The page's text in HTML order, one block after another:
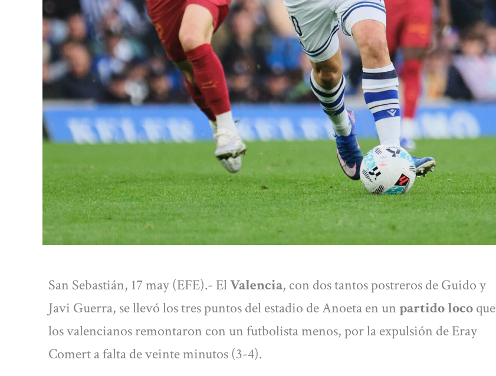
San Sebastián, 17 may (EFE).- ElValencia, con dos tantos postreros de Guido y
Javi Guerra, se llevó los tres puntos del estadio de Anoeta en un partido locoque
los valencianos remontaron con un futbolista menos, por la expulsión de Eray
Comert a falta de veinte minutos (3-4).